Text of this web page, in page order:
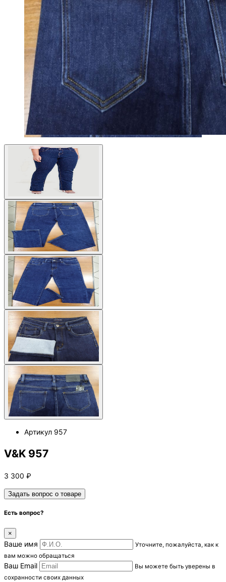
Артикул 957
V&K 957
3 300 ₽
Задать вопрос о товаре
Есть вопрос?
×
Ваше имя
Уточните, пожалуйста, как к
вам можно обращаться
Ваш Email
Вы можете быть уверены в
сохранности своих данных